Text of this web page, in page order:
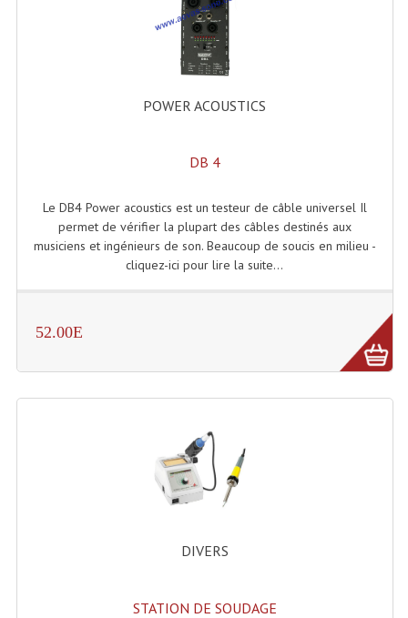
Tables De Mixage DJ
Controleurs DJ USB / MP3
Consoles Sono Et Studio
Boules À Facettes
Lasers (Effets Volumetriques)
Lasers D'extérieur Multi-Points
Effets Lumineux, Centre De Piste
POWER ACOUSTICS
DB 4
Le DB4 Power acoustics est un testeur de câble universel Il
permet de vérifier la plupart des câbles destinés aux
musiciens et ingénieurs de son. Beaucoup de soucis en milieu -
cliquez-ici pour lire la suite...
52.00E
DIVERS
STATION DE SOUDAGE